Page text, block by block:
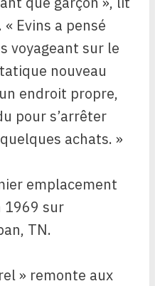
Evins a pensé
voyageant sur le
nouveau
endroit propre,
pour s’arrêter
achats. »
emplacement
1969 sur
TN.
» remonte aux